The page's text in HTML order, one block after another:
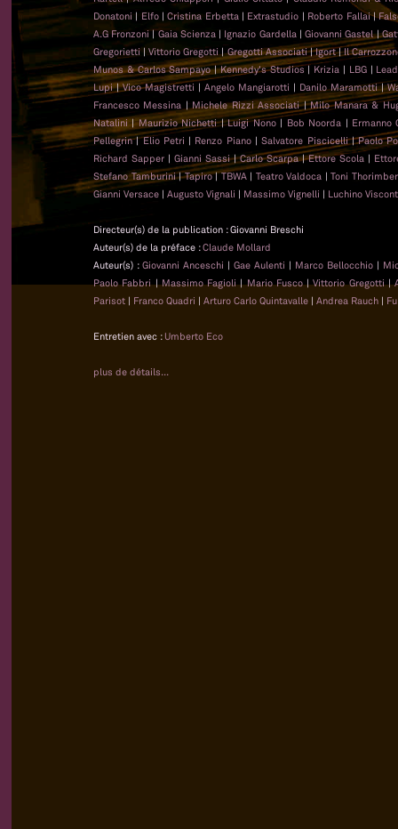
Donatoni | Elfo|Cristina Erbetta | Extrastudio | Roberto Fallai|
A.G Fronzoni|Gaia Scienza | Ignazio Gardella |Giovanni Gastel|
Gregorietti |Vittorio Gregotti |Gregotti Associati|Igort|Il
Munos & Carlos Sampayo|Kennedy's Studios| Krizia | LBG|
Lupi|Vico Magistretti | Angelo Mangiarotti | Danilo Maramotti|
Francesco Messina | Michele Rizzi Associati|Milo Manara &
Natalini|Maurizio Nichetti|Luigi Nono| Bob Noorda | Ermanno
Pellegrin|Elio Petri | Renzo Piano|Salvatore Piscicelli|Paolo
Richard Sapper| Gianni Sassi|Carlo Scarpa|Ettore Scola |
Stefano Tamburini|Tapiro|TBWA| Teatro Valdoca | Toni
Gianni Versace | Augusto Vignali | Massimo Vignelli | Luchino
Directeur(s) de la publication : Giovanni Breschi
Auteur(s) de la préface :Claude Mollard
Auteur(s) : Giovanni Anceschi | Gae Aulenti | Marco Bellocchio |
Paolo Fabbri|Massimo Fagioli|Mario Fusco|Vittorio Gregotti|
Parisot | Franco Quadri | Arturo Carlo Quintavalle | Andrea Rauch |
Entretien avec : Umberto Eco
plus de détails...